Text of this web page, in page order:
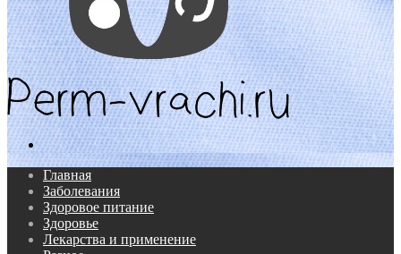
Поиск...
Главная
Заболевания
Здоровое питание
Здоровье
Лекарства и применение